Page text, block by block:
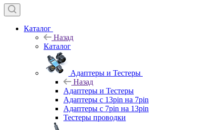
Каталог
Назад
Каталог
Адаптеры и Тестеры
Назад
Адаптеры и Тестеры
Адаптеры с 13pin на 7pin
Адаптеры с 7pin на 13pin
Тестеры проводки